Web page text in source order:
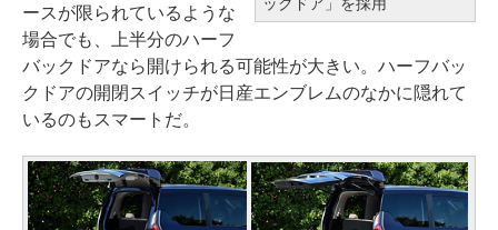
ースが限られているような
場合でも、上半分のハーフ
バックドアなら開けられる可能性が大きい。ハーフバッ
クドアの開閉スイッチが日産エンブレムのなかに隠れて
いるのもスマートだ。